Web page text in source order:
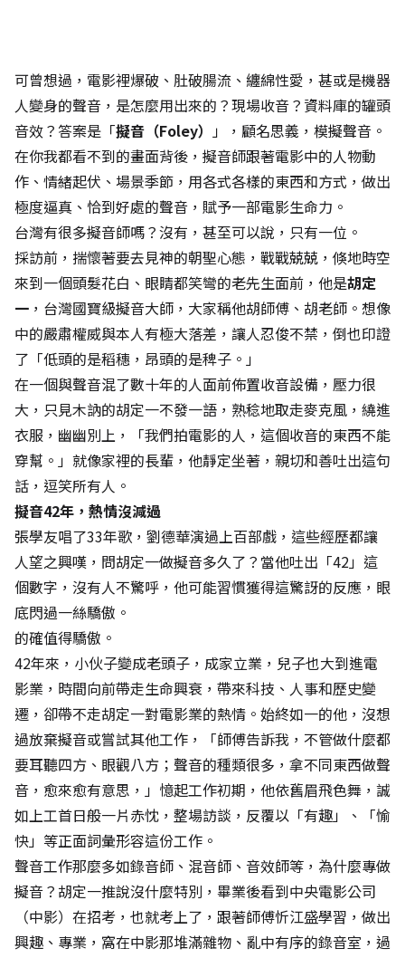
可曾想過，電影裡爆破、肚破腸流、纏綿性愛，甚或是機器
人變身的聲音，是怎麼用出來的？現場收音？資料庫的罐頭
音效？答案是「擬音（Foley） 」，顧名思義，模擬聲音。
在你我都看不到的畫面背後，擬音師跟著電影中的人物動
作、情緒起伏、場景季節，用各式各樣的東西和方式，做出
極度逼真、恰到好處的聲音，賦予一部電影生命力。
台灣有很多擬音師嗎？沒有，甚至可以說，只有一位。
採訪前，揣懷著要去見神的朝聖心態，戰戰兢兢，倏地時空
來到一個頭髮花白、眼睛都笑彎的老先生面前，他是胡定
一 ，台灣國寶級擬音大師，大家稱他胡師傅、胡老師。想像
中的嚴肅權威與本人有極大落差，讓人忍俊不禁，倒也印證
了「低頭的是稻穗，昂頭的是稗子。」
在一個與聲音混了數十年的人面前佈置收音設備，壓力很
大，只見木訥的胡定一不發一語，熟稔地取走麥克風，繞進
衣服，幽幽別上，「我們拍電影的人，這個收音的東西不能
穿幫。」就像家裡的長輩，他靜定坐著，親切和善吐出這句
話，逗笑所有人。
擬音42年，熱情沒減過
張學友唱了33年歌，劉德華演過上百部戲，這些經歷都讓
人望之興嘆，問胡定一做擬音多久了？當他吐出「42」這
個數字，沒有人不驚呼，他可能習慣獲得這驚訝的反應，眼
底閃過一絲驕傲。
的確值得驕傲。
42年來，小伙子變成老頭子，成家立業，兒子也大到進電
影業，時間向前帶走生命興衰，帶來科技、人事和歷史變
遷，卻帶不走胡定一對電影業的熱情。始終如一的他，沒想
過放棄擬音或嘗試其他工作，「師傅告訴我，不管做什麼都
要耳聽四方、眼觀八方；聲音的種類很多，拿不同東西做聲
音，愈來愈有意思，」憶起工作初期，他依舊眉飛色舞，誠
如上工首日般一片赤忱，整場訪談，反覆以「有趣」、「愉
快」等正面詞彙形容這份工作。
聲音工作那麼多如錄音師、混音師、音效師等，為什麼專做
擬音？胡定一推說沒什麼特別，畢業後看到中央電影公司
（中影）在招考，也就考上了，跟著師傅忻江盛學習，做出
興趣、專業，窩在中影那堆滿雜物、亂中有序的錄音室，過